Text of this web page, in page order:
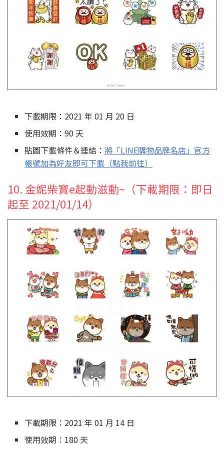
下載期限：2021 年 01 月 20 日
使用效期：90 天
貼圖下載條件＆連結： 將「LINE購物品牌名店」官方
帳號加為好友即可下載（點我前往）
10. 金妮柴寶e起動滋動~（下載期限：即日
起至 2021/01/14）
下載期限：2021 年 01 月 14 日
使用效期：180 天